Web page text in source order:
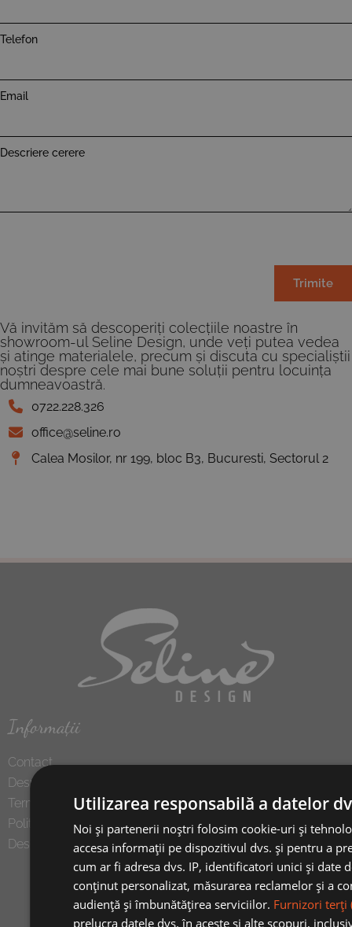
Telefon
Email
Descriere cerere
Trimite
Vă invităm să descoperiți colecțiile noastre în
showroom-ul Seline Design, unde veți putea vedea
și atinge materialele, precum și discuta cu specialiștii
noștri despre cele mai bune soluții pentru locuința
dumneavoastră.
0722.228.326
office@seline.ro
Calea Mosilor, nr 199, bloc B3, Bucuresti, Sectorul 2
Informații
Contact
Despre noi
Termeni și condiții
Politica de confidentialitate
Despre cookies
Utilizarea responsabilă a datelor
Noi și partenerii noștri folosim cookie-uri și
accesa informații pe dispozitivul dvs. și pentru a
cum ar fi adresa dvs. IP, identificatori unici și date
conținut personalizat, măsurarea reclamelor și a
audiență și îmbunătățirea serviciilor. Furnizori terți
prelucra datele dvs. în aceste și alte scopuri,